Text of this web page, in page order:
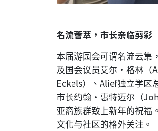
名流薈萃，市长亲临剪彩
本届游园会可谓名流云集
及国会议员艾尔·格林（
Eckels）、Alief独立学区
市长约翰·惠特迈尔（
亚裔族群致上新年的祝福
文化与社区的格外关注。